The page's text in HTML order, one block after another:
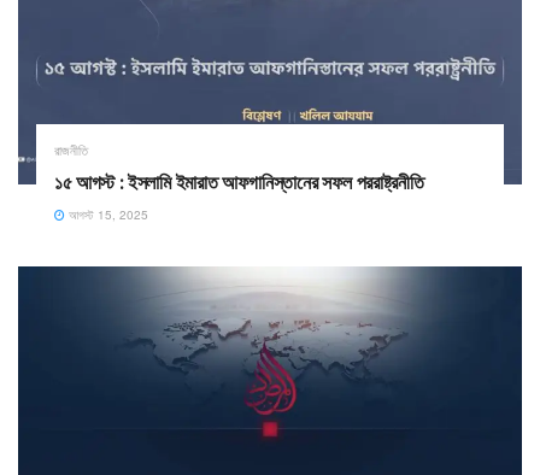
রাজনীতি
১৫ আগস্ট : ইসলামি ইমারাত আফগানিস্তানের সফল পররাষ্ট্রনীতি
আগস্ট 15, 2025